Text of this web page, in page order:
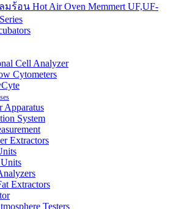
มร้อน Hot Air Oven Memmert UF,UF-
Cell Analyzer
Cytometers
Apparatus
System
Extractors
Extractors
Testers